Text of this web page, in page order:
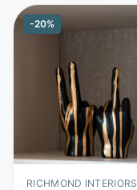
-20%
RICHMOND INTERIORS